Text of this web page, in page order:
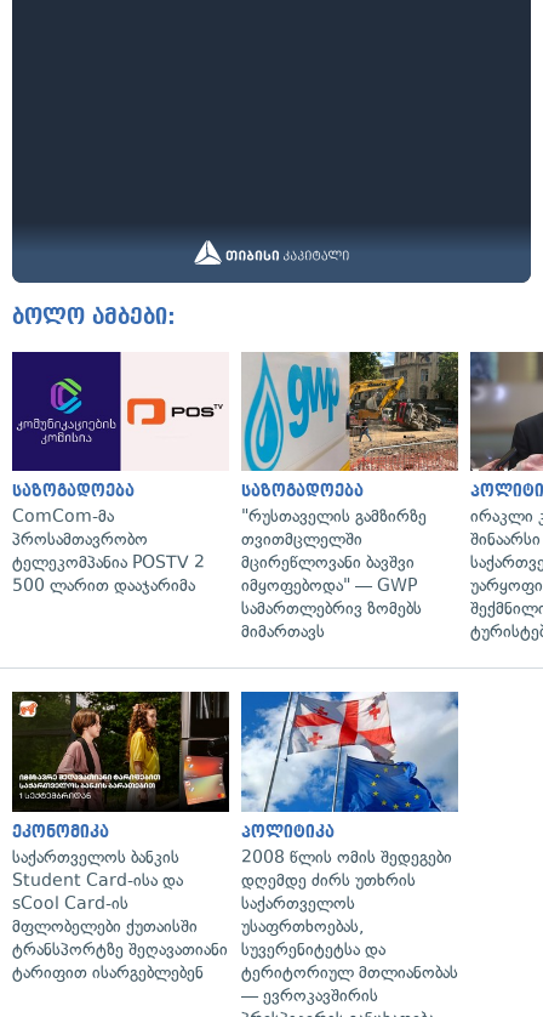
ბოლო ამბები:
საზოგადოება
ComCom-მა
პროსამთავრობო
ტელეკომპანია POSTV 2
500 ლარით დააჯარიმა
საზოგადოება
"რუსთაველის გამზირზე
თვითმცლელში
მცირეწლოვანი ბავშვი
იმყოფებოდა" — GWP
სამართლებრივ ზომებს
მიმართავს
ირაკლი
ეკონომიკა
საქართველოს ბანკის
Student Card-ისა და
sCool Card-ის
მფლობელები ქუთაისში
ტრანსპორტზე შეღავათიანი
ტარიფით ისარგებლებენ
პოლიტიკა
2008 წლის ომის შედეგები
დღემდე ძირს უთხრის
საქართველოს
უსაფრთხოებას,
სუვერენიტეტსა და
ტერიტორიულ მთლიანობას
— ევროკავშირის